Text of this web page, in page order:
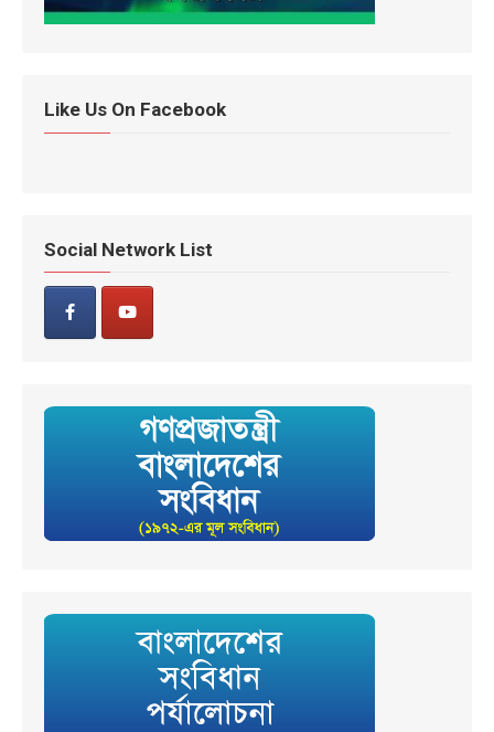
Like Us On Facebook
Social Network List